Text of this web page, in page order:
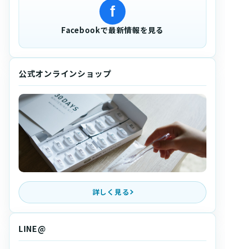
f
Facebookで最新情報を見る
公式オンラインショップ
詳しく見る
LINE@